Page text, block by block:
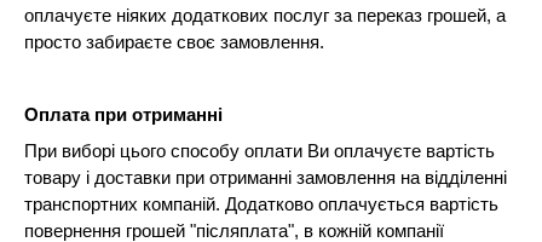
оплачуєте ніяких додаткових послуг за переказ грошей, а
просто забираєте своє замовлення.
Оплата при отриманні
При виборі цього способу оплати Ви оплачуєте вартість
товару і доставки при отриманні замовлення на відділенні
транспортних компаній. Додатково оплачується вартість
повернення грошей "післяплата", в кожній компанії